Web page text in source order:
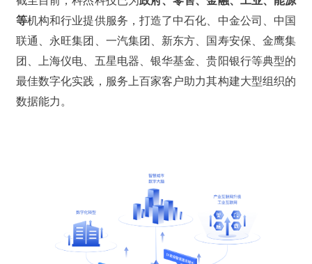
等机构和行业提供服务，打造了中石化、中金公司、中国
联通、永旺集团、一汽集团、新东方、国寿安保、金鹰集
团、上海仪电、五星电器、银华基金、贵阳银行等典型的
最佳数字化实践，服务上百家客户助力其构建大型组织的
数据能力。